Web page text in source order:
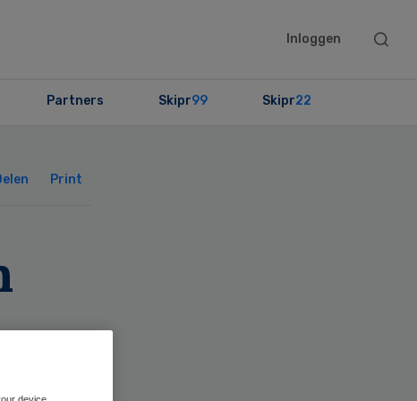
Inloggen
Search
Partners Skipr99 Skipr22
Print